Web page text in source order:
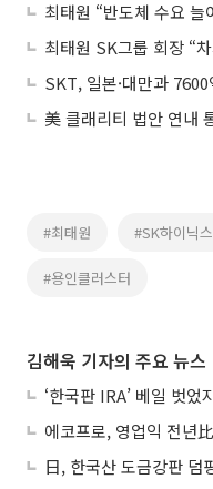
#최태원 #SK하이닉스
#용인클러스터
김해욱 기자의 주요 뉴스